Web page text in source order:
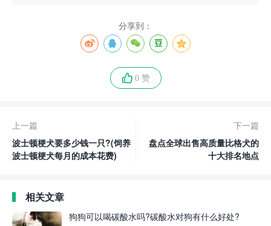
分享到：
0 赞
上一篇
波士顿梗犬要多少钱一只?(饲养
波士顿梗犬每月的成本花费)
下一篇
盘点全球出售高质量比格犬的
十大排名地点
相关文章
狗狗可以喝碳酸水吗?碳酸水对狗有什么好处?